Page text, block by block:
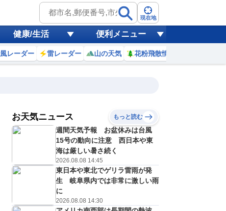
現在地
健康/生活 便利メニュー
風レーダー 雷レーダー 山の天気 花粉飛散情報
7
ミリ
℃
8
0 ミリ
9
0 ミリ
10
0ミリ 0
お天気ニュース もっと読む
週間天気予報 お盆休みは台風
15号の動向に注意 西日本や東
海は厳しい暑さ続く
2026.08.08 14:45
東日本や東北でゲリラ雷雨が発
生 岐阜県内では非常に激しい雨
に
2026.08.08 14:30